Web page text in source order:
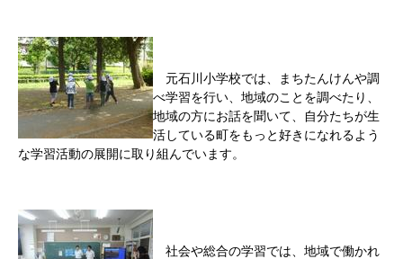
元石川小学校では、まちたんけんや調
べ学習を行い、地域のことを調べたり、
地域の方にお話を聞いて、自分たちが生
活している町をもっと好きになれるよう
な学習活動の展開に取り組んでいます。
社会や総合の学習では、地域で働かれ